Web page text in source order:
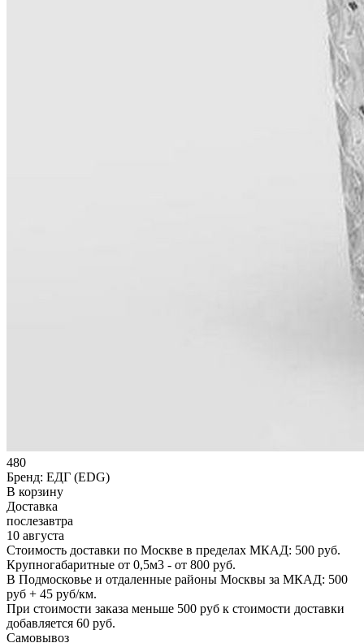
480
Бренд: ЕДГ (EDG)
В корзину
Доставка
послезавтра
10 августа
Стоимость доставки по Москве в пределах МКАД: 500 руб.
Крупногабаритные от 0,5м3 - от 800 руб.
В Подмосковье и отдаленные районы Москвы за МКАД: 500
руб + 45 руб/км.
При стоимости заказа меньше 500 руб к стоимости доставки
добавляется 60 руб.
Самовывоз